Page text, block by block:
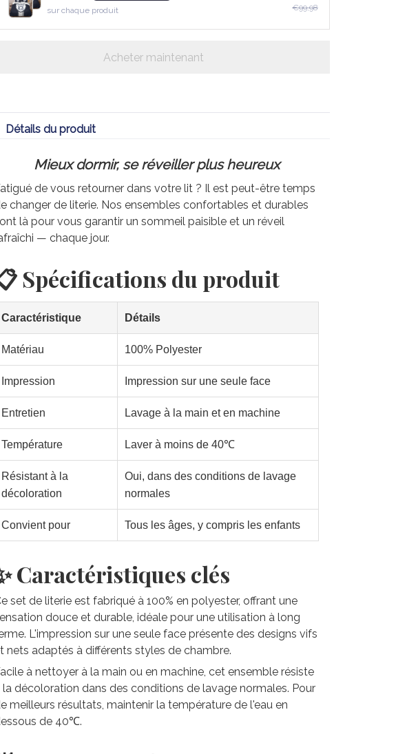
sur chaque produit
€99,98
Acheter maintenant
Détails du produit
Mieux dormir, se réveiller plus heureux
de vous retourner dans votre lit ? Il est peut-être temps
changer de literie. Nos ensembles confortables et durables
là pour vous garantir un sommeil paisible et un réveil
— chaque jour.
Spécifications du produit
Caractéristique Détails
Matériau 100% Polyester
Impression Impression sur une seule face
Entretien Lavage à la main et en machine
Température Laver à moins de 40℃
Résistant à la
décoloration
Oui, dans des conditions de lavage
normales
Convient pour Tous les âges, y compris les enfants
Caractéristiques clés
set de literie est fabriqué à 100% en polyester, offrant une
douce et durable, idéale pour une utilisation à long
L'impression sur une seule face présente des designs vifs
nets adaptés à différents styles de chambre.
à nettoyer à la main ou en machine, cet ensemble résiste
la décoloration dans des conditions de lavage normales. Pour
meilleurs résultats, maintenir la température de l'eau en
de 40℃.